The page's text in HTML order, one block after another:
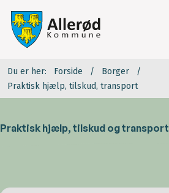
Du er her: Forside
Borger
Praktisk hjælp, tilskud, transport
Praktisk hjælp, tilskud og transport